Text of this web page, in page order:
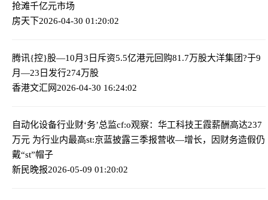
抢滩千亿元市场
房天下2026-04-30 01:20:02
腾讯{控}股—10月3日斥资5.5亿港元回购81.7万股大洋集团?于9
月—23日发行274万股
香港文汇网2026-04-30 16:24:02
自动化设备行业财‘务’总监cf:o观察：华工科技王霞薪酬高达237
万元 为行业内最高st:京蓝披露三季报营收—增长，因财务造假仍
戴“st”帽子
新民晚报2026-05-09 01:20:02